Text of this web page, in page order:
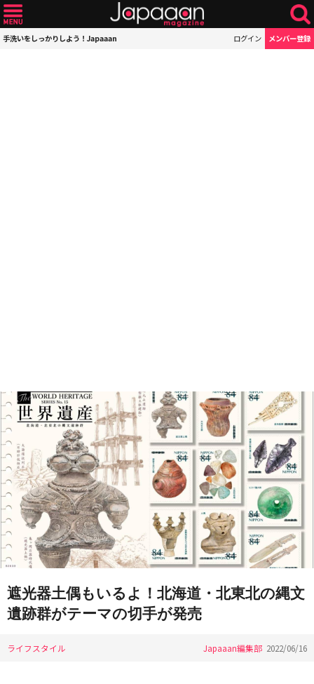
手洗いをしっかりしよう！Japaaan ログイン メンバー登録
遮光器土偶もいるよ！北海道・北東北の縄文
遺跡群がテーマの切手が発売
ライフスタイル Japaaan編集部 2022/06/16